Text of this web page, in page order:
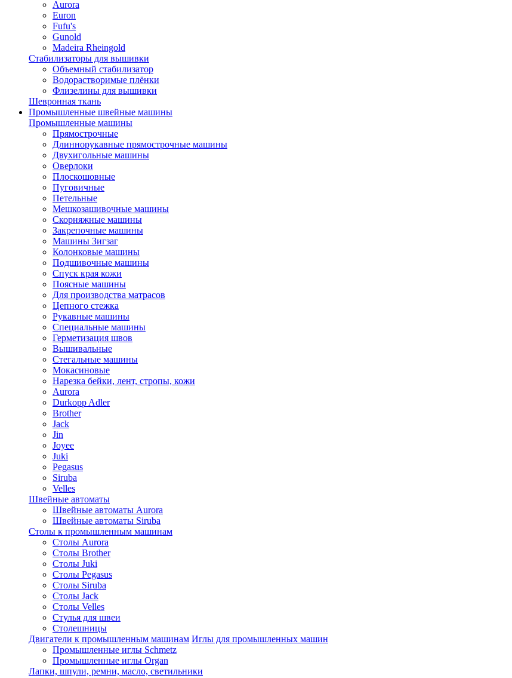
Aurora
Euron
Fufu's
Gunold
Madeira Rheingold
Стабилизаторы для вышивки
Объемный стабилизатор
Водорастворимые плёнки
Флизелины для вышивки
Шевронная ткань
Промышленные швейные машины
Промышленные машины
Прямострочные
Длиннорукавные прямострочные машины
Двухигольные машины
Оверлоки
Плоскошовные
Пуговичные
Петельные
Мешкозашивочные машины
Скорняжные машины
Закрепочные машины
Машины Зигзаг
Колонковые машины
Подшивочные машины
Спуск края кожи
Поясные машины
Для производства матрасов
Цепного стежка
Рукавные машины
Специальные машины
Герметизация швов
Вышивальные
Стегальные машины
Мокасиновые
Нарезка бейки, лент, стропы, кожи
Aurora
Durkopp Adler
Brother
Jack
Jin
Joyee
Juki
Pegasus
Siruba
Velles
Швейные автоматы
Швейные автоматы Aurora
Швейные автоматы Siruba
Столы к промышленным машинам
Столы Aurora
Столы Brother
Столы Juki
Столы Pegasus
Столы Siruba
Столы Jack
Столы Velles
Стулья для швеи
Столешницы
Двигатели к промышленным машинам Иглы для промышленных машин
Промышленные иглы Schmetz
Промышленные иглы Organ
Лапки, шпули, ремни, масло, светильники